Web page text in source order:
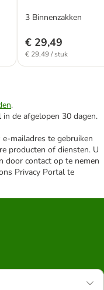
3 Binnenzakken
€ 29,49
€ 29,49 / stuk
.
de afgelopen 30 dagen.
mailadres te gebruiken
producten of diensten. U
door contact op te nemen
Privacy Portal te